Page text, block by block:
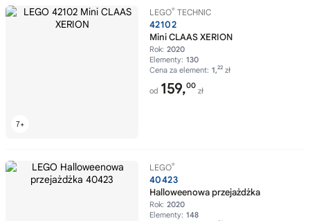
LEGO® TECHNIC
42102
Mini CLAAS XERION
Rok: 2020
Elementy: 130
Cena za element: 1,22 zł
od 159,00
zł
LEGO®
40423
Halloweenowa przejażdżka
Rok: 2020
Elementy: 148